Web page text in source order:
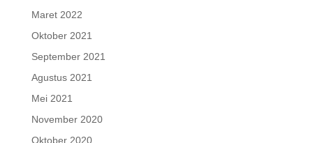
Maret 2022
Oktober 2021
September 2021
Agustus 2021
Mei 2021
November 2020
Oktober 2020